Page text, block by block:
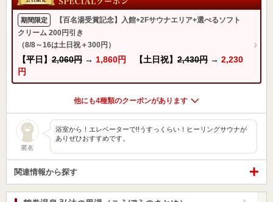
期間限定
【百名湯受賞記念】入館+2Fサウナエリア+選べるソフト
クリーム 200円引き
（8/8～16は土日祝＋300円）
【平日】 2,060円 → 1,860円 【土日祝】 2,430円 → 2,230
円
他にも4種類のクーポンがあります
匿名
浴室から！エレベーターで!!うすっくらい！ヒーリングサウナが
ありぜひおすすめです。
関連情報から探す